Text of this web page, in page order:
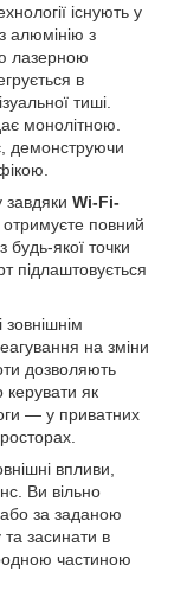
існують у
алюмінію з
лазерною
в
тиші.
монолітною.
демонструючи
Wi-Fi-
отримуєте повний
якої точки
підлаштовується
на зміни
дозволяють
як
— у приватних
впливи,
Ви вільно
за заданою
засинати в
частиною